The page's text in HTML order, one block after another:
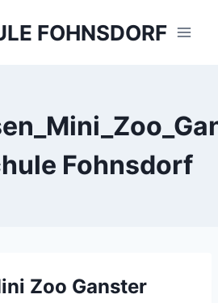
FOHNSDORF
Fohnsdorf
Zoo Ganster